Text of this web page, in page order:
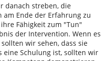
danach streben, die
am Ende der Erfahrung zu
Fähigkeit zum "Tun"
der Intervention. Wenn es
wir sehen, dass sie
eine Schulung ist, sollten wir